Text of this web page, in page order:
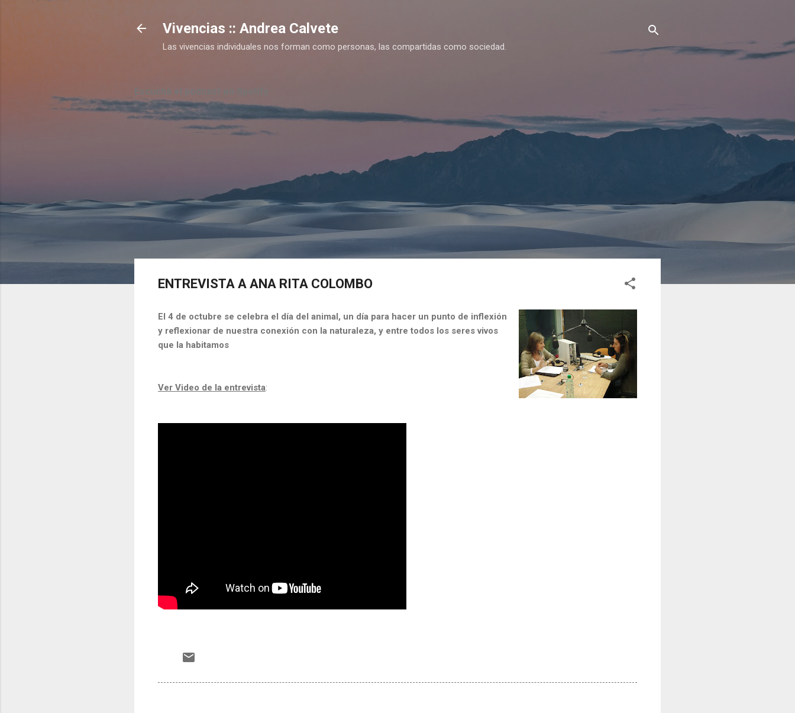
Vivencias :: Andrea Calvete
Las vivencias individuales nos forman como personas, las compartidas como sociedad.
ENTREVISTA A ANA RITA COLOMBO
El 4 de octubre se celebra el día del animal, un día para hacer un punto de inflexión
y reflexionar de nuestra conexión con la naturaleza, y entre todos los seres vivos
que la habitamos
Ver Video de la entrevista: